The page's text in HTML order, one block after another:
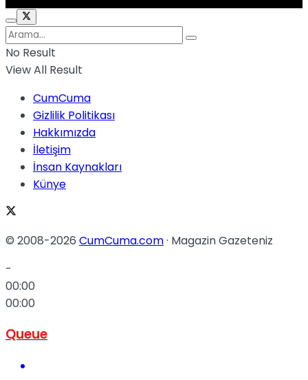
No Result
View All Result
CumCuma
Gizlilik Politikası
Hakkımızda
İletişim
İnsan Kaynakları
Künye
© 2008-2026 CumCuma.com· Magazin Gazeteniz
-
00:00
00:00
Queue